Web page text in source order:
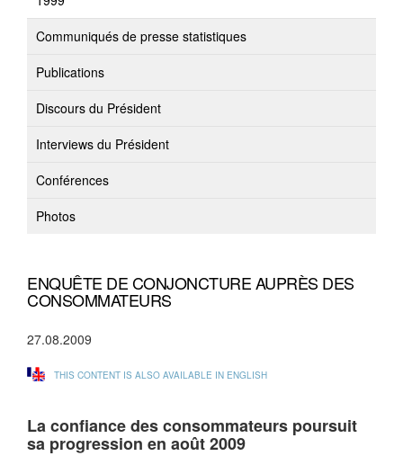
Communiqués de presse statistiques
Publications
Discours du Président
Interviews du Président
Conférences
Photos
ENQUÊTE DE CONJONCTURE AUPRÈS DES
CONSOMMATEURS
27.08.2009
THIS CONTENT IS ALSO AVAILABLE IN ENGLISH
La confiance des consommateurs poursuit
sa progression en août 2009